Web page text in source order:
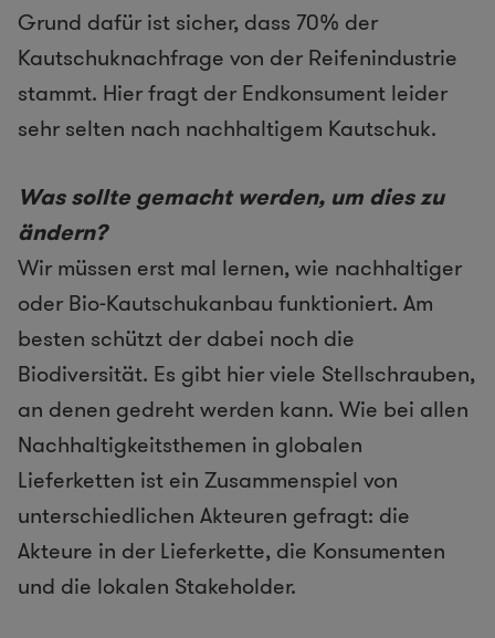
Grund dafür ist sicher, dass 70% der
Kautschuknachfrage von der Reifenindustrie
stammt. Hier fragt der Endkonsument leider
sehr selten nach nachhaltigem Kautschuk.
Was sollte gemacht werden, um dies zu
ändern?
Wir müssen erst mal lernen, wie nachhaltiger
oder Bio-Kautschukanbau funktioniert. Am
besten schützt der dabei noch die
Biodiversität. Es gibt hier viele Stellschrauben,
an denen gedreht werden kann. Wie bei allen
Nachhaltigkeitsthemen in globalen
Lieferketten ist ein Zusammenspiel von
unterschiedlichen Akteuren gefragt: die
Akteure in der Lieferkette, die Konsumenten
und die lokalen Stakeholder.